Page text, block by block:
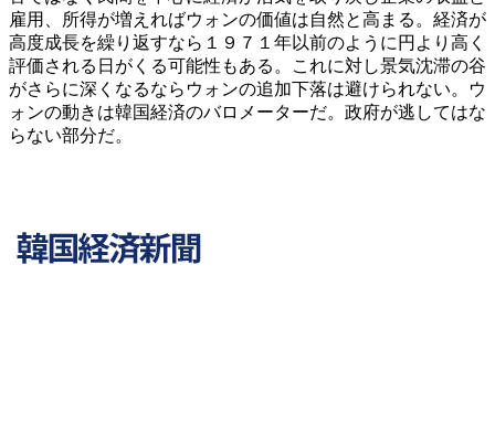
雇用、所得が増えればウォンの価値は自然と高まる。経済が
高度成長を繰り返すなら１９７１年以前のように円より高く
評価される日がくる可能性もある。これに対し景気沈滞の谷
がさらに深くなるならウォンの追加下落は避けられない。ウ
ォンの動きは韓国経済のバロメーターだ。政府が逃してはな
らない部分だ。